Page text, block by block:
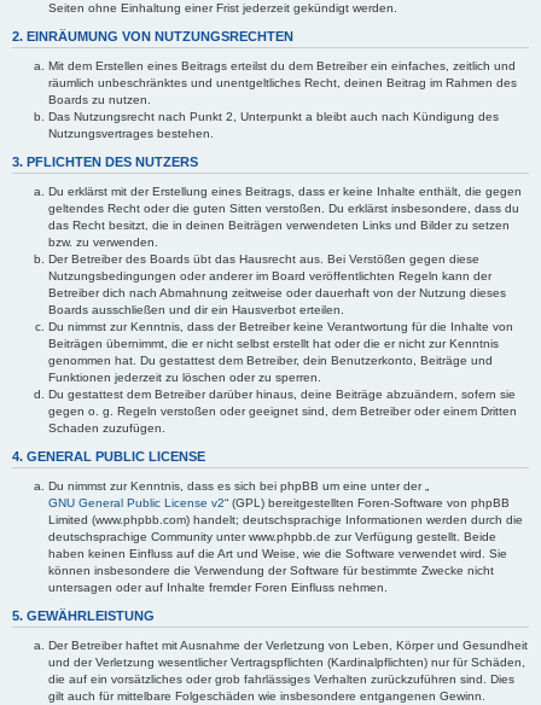
Seiten ohne Einhaltung einer Frist jederzeit gekündigt werden.
2. EINRÄUMUNG VON NUTZUNGSRECHTEN
Mit dem Erstellen eines Beitrags erteilst du dem Betreiber ein einfaches, zeitlich und
räumlich unbeschränktes und unentgeltliches Recht, deinen Beitrag im Rahmen des
Boards zu nutzen.
Das Nutzungsrecht nach Punkt 2, Unterpunkt a bleibt auch nach Kündigung des
Nutzungsvertrages bestehen.
3. PFLICHTEN DES NUTZERS
Du erklärst mit der Erstellung eines Beitrags, dass er keine Inhalte enthält, die gegen
geltendes Recht oder die guten Sitten verstoßen. Du erklärst insbesondere, dass du
das Recht besitzt, die in deinen Beiträgen verwendeten Links und Bilder zu setzen
bzw. zu verwenden.
Der Betreiber des Boards übt das Hausrecht aus. Bei Verstößen gegen diese
Nutzungsbedingungen oder anderer im Board veröffentlichten Regeln kann der
Betreiber dich nach Abmahnung zeitweise oder dauerhaft von der Nutzung dieses
Boards ausschließen und dir ein Hausverbot erteilen.
Du nimmst zur Kenntnis, dass der Betreiber keine Verantwortung für die Inhalte von
Beiträgen übernimmt, die er nicht selbst erstellt hat oder die er nicht zur Kenntnis
genommen hat. Du gestattest dem Betreiber, dein Benutzerkonto, Beiträge und
Funktionen jederzeit zu löschen oder zu sperren.
Du gestattest dem Betreiber darüber hinaus, deine Beiträge abzuändern, sofern sie
gegen o. g. Regeln verstoßen oder geeignet sind, dem Betreiber oder einem Dritten
Schaden zuzufügen.
4. GENERAL PUBLIC LICENSE
Du nimmst zur Kenntnis, dass es sich bei phpBB um eine unter der „
GNU General Public License v2“ (GPL) bereitgestellten Foren-Software von phpBB
Limited (www.phpbb.com) handelt; deutschsprachige Informationen werden durch die
deutschsprachige Community unter www.phpbb.de zur Verfügung gestellt. Beide
haben keinen Einfluss auf die Art und Weise, wie die Software verwendet wird. Sie
können insbesondere die Verwendung der Software für bestimmte Zwecke nicht
untersagen oder auf Inhalte fremder Foren Einfluss nehmen.
5. GEWÄHRLEISTUNG
Der Betreiber haftet mit Ausnahme der Verletzung von Leben, Körper und Gesundheit
und der Verletzung wesentlicher Vertragspflichten (Kardinalpflichten) nur für Schäden,
die auf ein vorsätzliches oder grob fahrlässiges Verhalten zurückzuführen sind. Dies
gilt auch für mittelbare Folgeschäden wie insbesondere entgangenen Gewinn.